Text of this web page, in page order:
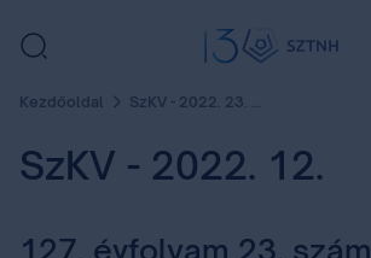
Kezdőoldal SzKV - 2022. 23. szám
SzKV - 2022. 12.
127. évfolyam 23. szám